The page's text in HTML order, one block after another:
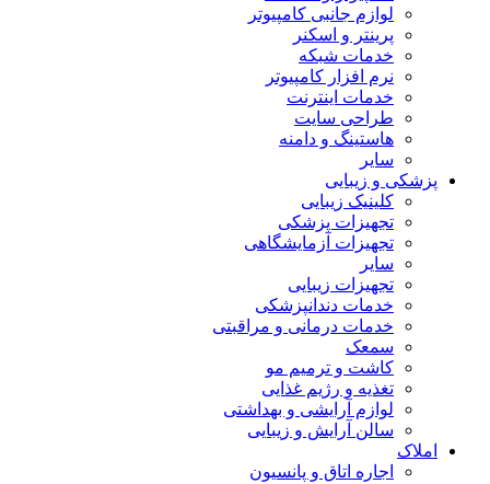
لوازم جانبی کامپیوتر
پرینتر و اسکنر
خدمات شبکه
نرم افزار کامپیوتر
خدمات اینترنت
طراحی سایت
هاستینگ و دامنه
سایر
پزشکی و زیبایی
کلینیک زیبایی
تجهیزات پزشکی
تجهیزات آزمایشگاهی
سایر
تجهیزات زیبایی
خدمات دندانپزشکی
خدمات درمانی و مراقبتی
سمعک
کاشت و ترمیم مو
تغذیه و رژیم غذایی
لوازم آرایشی و بهداشتی
سالن آرایش و زیبایی
املاک
اجاره اتاق و پانسیون